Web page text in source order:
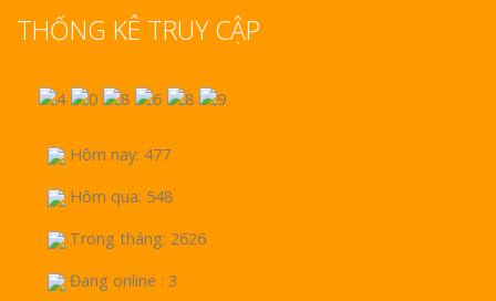
THỐNG KÊ TRUY CẬP
Hôm nay: 477
Hôm qua: 548
Trong tháng: 2626
Đang online : 3